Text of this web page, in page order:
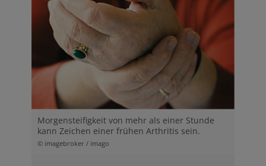
Morgensteifigkeit von mehr als einer Stunde
kann Zeichen einer frühen Arthritis sein.
© imagebroker / imago